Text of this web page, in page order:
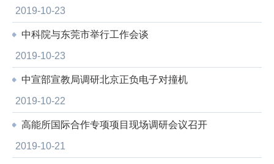
2019-10-23
中科院与东莞市举行工作会谈
2019-10-23
中宣部宣教局调研北京正负电子对撞机
2019-10-22
高能所国际合作专项项目现场调研会议召开
2019-10-21